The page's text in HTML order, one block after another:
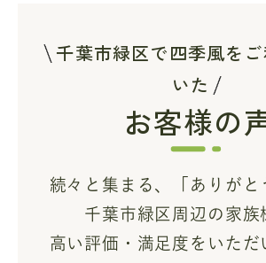
千葉市緑区で四季風を
いた
お客様の
続々と集まる、「ありがと
千葉市緑区周辺の家族
高い評価・満足度をいただ